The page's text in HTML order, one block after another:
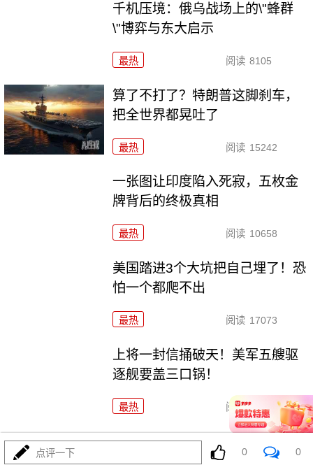
千机压境：俄乌战场上的\"蜂群
\"博弈与东大启示
最热 阅读 8105
算了不打了？特朗普这脚刹车，
把全世界都晃吐了
最热 阅读 15242
一张图让印度陷入死寂，五枚金
牌背后的终极真相
最热 阅读 10658
美国踏进3个大坑把自己埋了！恐
怕一个都爬不出
最热 阅读 17073
上将一封信捅破天！美军五艘驱
逐舰要盖三口锅！
最热 阅读 7247
特朗普要对伊朗动手？最狠的还没来，最骚的来了
点评一下 0 0